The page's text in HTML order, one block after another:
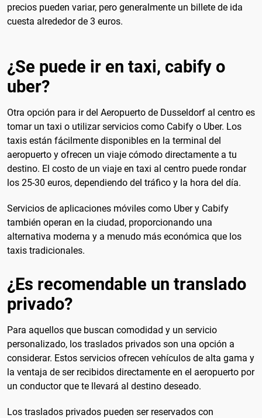
precios pueden variar, pero generalmente un billete de ida
cuesta alrededor de 3 euros.
¿Se puede ir en taxi, cabify o
uber?
Otra opción para ir del Aeropuerto de Dusseldorf al centro es
tomar un taxi o utilizar servicios como Cabify o Uber. Los
taxis están fácilmente disponibles en la terminal del
aeropuerto y ofrecen un viaje cómodo directamente a tu
destino. El costo de un viaje en taxi al centro puede rondar
los 25-30 euros, dependiendo del tráfico y la hora del día.
Servicios de aplicaciones móviles como Uber y Cabify
también operan en la ciudad, proporcionando una
alternativa moderna y a menudo más económica que los
taxis tradicionales.
¿Es recomendable un translado
privado?
Para aquellos que buscan comodidad y un servicio
personalizado, los traslados privados son una opción a
considerar. Estos servicios ofrecen vehículos de alta gama y
la ventaja de ser recibidos directamente en el aeropuerto por
un conductor que te llevará al destino deseado.
Los traslados privados pueden ser reservados con